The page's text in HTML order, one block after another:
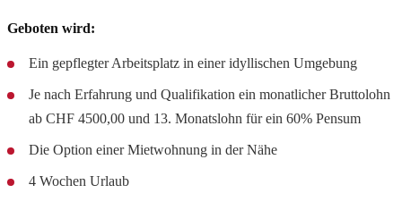
Geboten wird:
Ein gepflegter Arbeitsplatz in einer idyllischen Umgebung
Je nach Erfahrung und Qualifikation ein monatlicher Bruttolohn
ab CHF 4500,00 und 13. Monatslohn für ein 60% Pensum
Die Option einer Mietwohnung in der Nähe
4 Wochen Urlaub